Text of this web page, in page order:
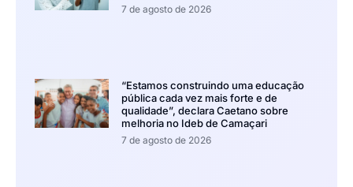
7 de agosto de 2026
“Estamos construindo uma educação
pública cada vez mais forte e de
qualidade”, declara Caetano sobre
melhoria no Ideb de Camaçari
7 de agosto de 2026